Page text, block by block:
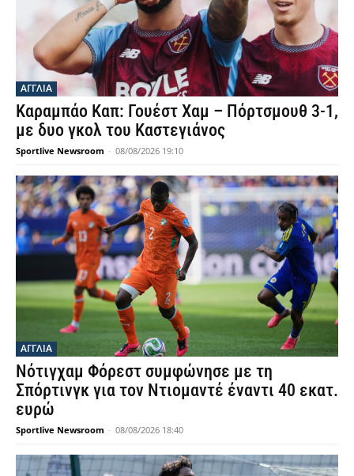
ΑΓΓΛΙΑ
Καραμπάο Καπ: Γουέστ Χαμ – Πόρτσμουθ 3-1,
με δυο γκολ του Καστεγιάνος
Sportlive Newsroom - 08/08/2026 19:10
ΑΓΓΛΙΑ
Νότιγχαμ Φόρεστ συμφώνησε με τη
Σπόρτινγκ για τον Ντιομαντέ έναντι 40 εκατ.
ευρώ
Sportlive Newsroom - 08/08/2026 18:40